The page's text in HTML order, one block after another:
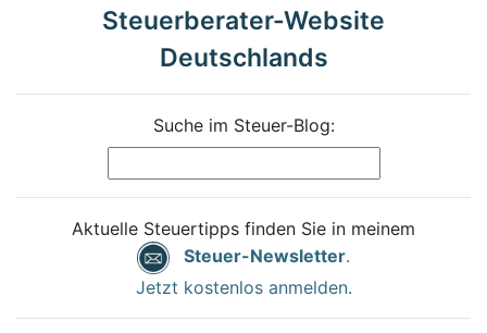
Steuerberater-Website
Deutschlands
Suche im Steuer-Blog:
Aktuelle Steuertipps finden Sie in meinem
Steuer-Newsletter.
Jetzt kostenlos anmelden.